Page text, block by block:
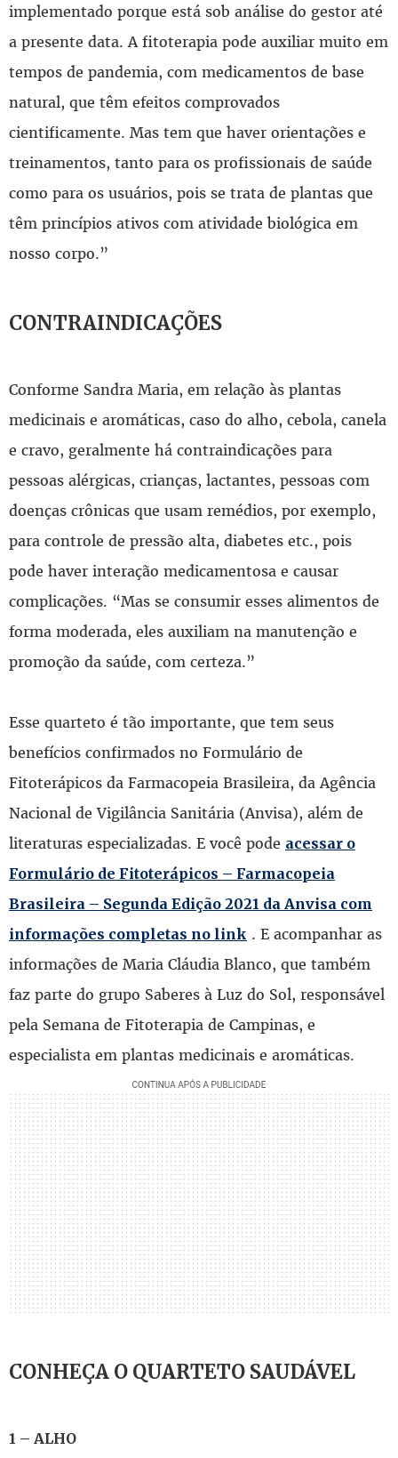
implementado porque está sob análise do gestor até
a presente data. A fitoterapia pode auxiliar muito em
tempos de pandemia, com medicamentos de base
natural, que têm efeitos comprovados
cientificamente. Mas tem que haver orientações e
treinamentos, tanto para os profissionais de saúde
como para os usuários, pois se trata de plantas que
têm princípios ativos com atividade biológica em
nosso corpo.”
CONTRAINDICAÇÕES
Conforme Sandra Maria, em relação às plantas
medicinais e aromáticas, caso do alho, cebola, canela
e cravo, geralmente há contraindicações para
pessoas alérgicas, crianças, lactantes, pessoas com
doenças crônicas que usam remédios, por exemplo,
para controle de pressão alta, diabetes etc., pois
pode haver interação medicamentosa e causar
complicações. “Mas se consumir esses alimentos de
forma moderada, eles auxiliam na manutenção e
promoção da saúde, com certeza.”
Esse quarteto é tão importante, que tem seus
benefícios confirmados no Formulário de
Fitoterápicos da Farmacopeia Brasileira, da Agência
Nacional de Vigilância Sanitária (Anvisa), além de
literaturas especializadas. E você pode acessar o
Formulário de Fitoterápicos – Farmacopeia
Brasileira – Segunda Edição 2021 da Anvisa com
informações completas no link . E acompanhar as
informações de Maria Cláudia Blanco, que também
faz parte do grupo Saberes à Luz do Sol, responsável
pela Semana de Fitoterapia de Campinas, e
especialista em plantas medicinais e aromáticas.
CONHEÇA O QUARTETO SAUDÁVEL
1 – ALHO